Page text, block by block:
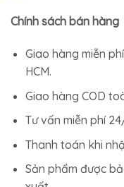
Chính sách bán hàng
Giao hàng miễn
HCM.
Giao hàng COD
Tư vấn miễn phí
Thanh toán khi
Sản phẩm được